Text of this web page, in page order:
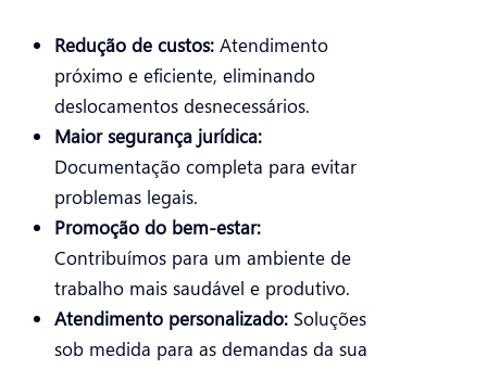
Redução de custos:Atendimento
próximo e eficiente, eliminando
deslocamentos desnecessários.
Maior segurança jurídica:
Documentação completa para evitar
problemas legais.
Promoção do bem-estar:
Contribuímos para um ambiente de
trabalho mais saudável e produtivo.
Atendimento personalizado:Soluções
sob medida para as demandas da sua